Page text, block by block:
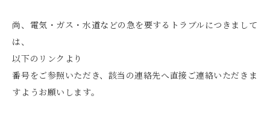
尚、電気・ガス・水道などの急を要するトラブルにつきまして
は、
以下のリンクより
番号をご参照いただき、該当の連絡先へ直接ご連絡いただきま
すようお願いします。